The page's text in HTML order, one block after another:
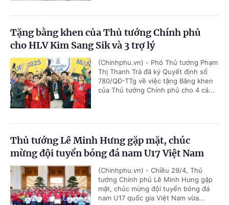
Tặng bằng khen của Thủ tướng Chính phủ
cho HLV Kim Sang Sik và 3 trợ lý
(Chinhphu.vn) - Phó Thủ tướng Phạm
Thị Thanh Trà đã ký Quyết định số
780/QĐ-TTg về việc tặng Bằng khen
của Thủ tướng Chính phủ cho 4 cá...
Thủ tướng Lê Minh Hưng gặp mặt, chúc
mừng đội tuyển bóng đá nam U17 Việt Nam
(Chinhphu.vn) - Chiều 29/4, Thủ
tướng Chính phủ Lê Minh Hưng gặp
mặt, chúc mừng đội tuyển bóng đá
nam U17 quốc gia Việt Nam vừa...